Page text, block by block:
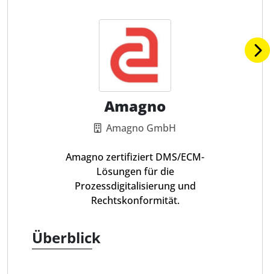
Amagno
Amagno GmbH
Amagno zertifiziert DMS/ECM-
Lösungen für die
Prozessdigitalisierung und
Rechtskonformität.
Überblick